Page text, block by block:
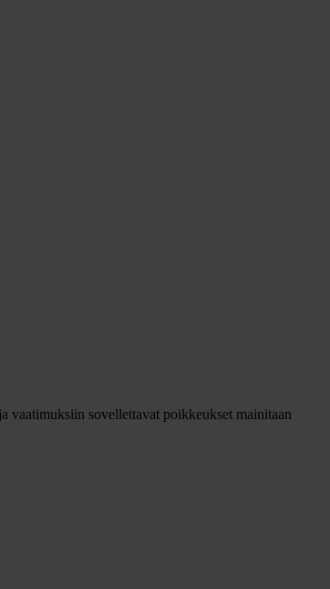
vaatimuksiin sovellettavat poikkeukset mainitaan